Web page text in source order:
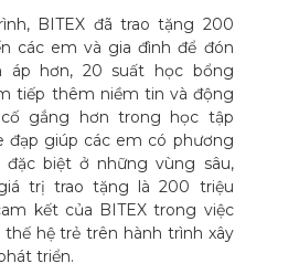
BITEX đã trao tặng 200
các em và gia đình để đón
áp hơn, 20 suất học bổng
tiếp thêm niềm tin và động
gắng hơn trong học tập
đạp giúp các em có phương
đặc biệt ở những vùng sâu,
trị trao tặng là 200 triệu
kết của BITEX trong việc
hệ trẻ trên hành trình xây
triển.